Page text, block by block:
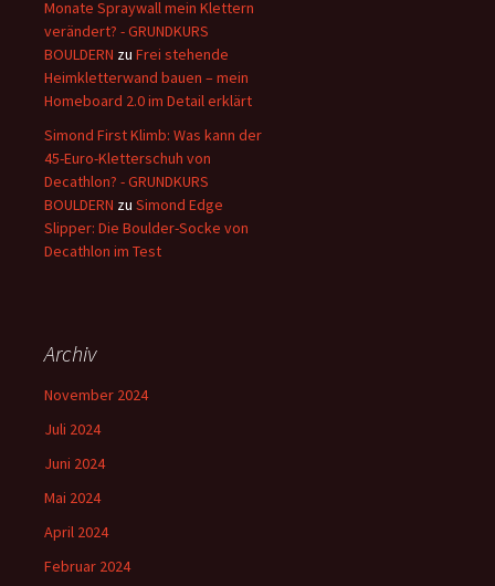
Monate Spraywall mein Klettern
verändert? - GRUNDKURS
BOULDERN zu Frei stehende
Heimkletterwand bauen – mein
Homeboard 2.0 im Detail erklärt
Simond First Klimb: Was kann der
45-Euro-Kletterschuh von
Decathlon? - GRUNDKURS
BOULDERN zu Simond Edge
Slipper: Die Boulder-Socke von
Decathlon im Test
Archiv
November 2024
Juli 2024
Juni 2024
Mai 2024
April 2024
Februar 2024